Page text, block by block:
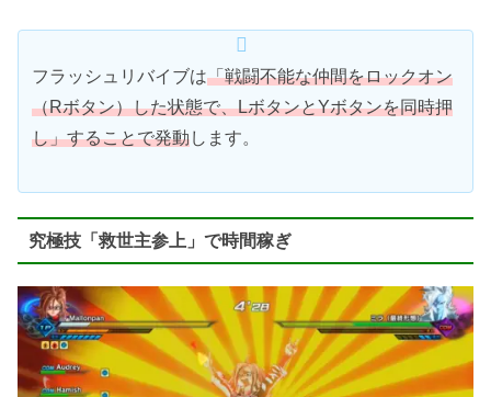
フラッシュリバイブは「戦闘不能な仲間をロックオン
（Rボタン）した状態で、LボタンとYボタンを同時押
し」することで発動します。
究極技「救世主参上」で時間稼ぎ